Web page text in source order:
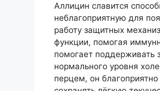
Аллицин славится
неблагоприятную для
работу защитных
функции, помогая
помогает поддерживать
нормального уровня
перцем, он